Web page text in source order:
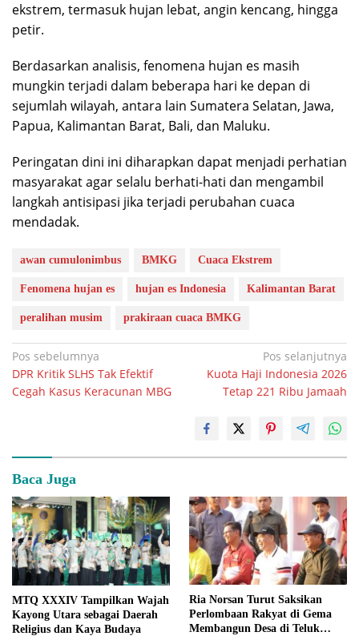
ekstrem, termasuk hujan lebat, angin kencang, hingga
petir.
Berdasarkan analisis, fenomena hujan es masih
mungkin terjadi dalam beberapa hari ke depan di
sejumlah wilayah, antara lain Sumatera Selatan, Jawa,
Papua, Kalimantan Barat, Bali, dan Maluku.
Peringatan dini ini diharapkan dapat menjadi perhatian
masyarakat agar selalu berhati-hati dan mengambil
langkah antisipasi jika terjadi perubahan cuaca
mendadak.
awan cumulonimbus BMKG Cuaca Ekstrem
Fenomena hujan es hujan es Indonesia Kalimantan Barat
peralihan musim prakiraan cuaca BMKG
Navigasi
pos
Pos sebelumnya
DPR Kritik SLHS Tak Efektif
Cegah Kasus Keracunan MBG
Pos selanjutnya
Kuota Haji Indonesia 2026
Tetap 221 Ribu Jamaah
Baca Juga
MTQ XXXIV Tampilkan Wajah
Kayong Utara sebagai Daerah
Religius dan Kaya Budaya
Ria Norsan Turut Saksikan
Perlombaan Rakyat di Gema
Membangun Desa di Teluk